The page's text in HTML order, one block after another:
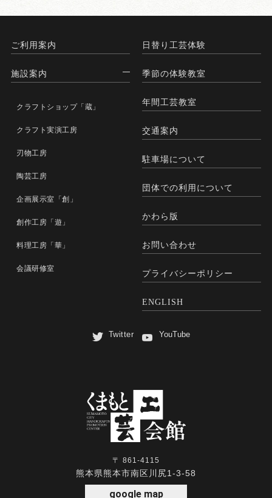
ご利用案内
施設案内
クラフトショップ「蔵」
クラフト実演工房
刃物工房
陶芸工房
企画展示室「創」
創作工房「遊」
料理工房「華」
会議研修室
日替り工芸体験
季節の体験教室
年間工芸教室
交通案内
駐車場について
団体での利用について
かわら版
お問い合わせ
プライバシーポリシー
ENGLISH
Twitter YouTube
〒 861-4115
熊本県熊本市南区川尻1-3-58
google map